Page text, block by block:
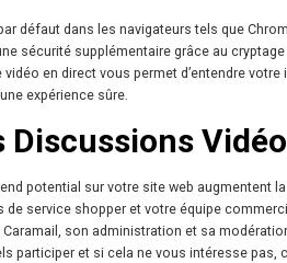
défaut dans les navigateurs tels que
sécurité supplémentaire grâce au cryptage
en direct vous permet d’entendre votre
expérience sûre.
potential sur votre site web augmentent
service shopper et votre équipe
son administration et sa
participer et si cela ne vous intéresse pas,